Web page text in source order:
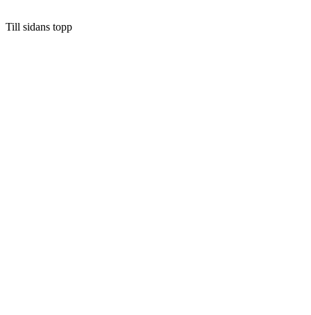
Till sidans topp